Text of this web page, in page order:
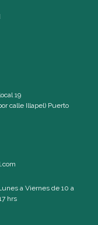
19
calle Illapel) Puerto
a Viernes de 10 a
hrs